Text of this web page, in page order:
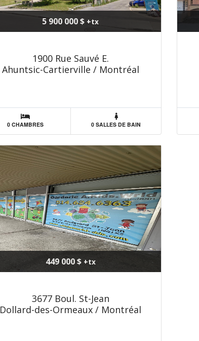
5 900 000 $ +tx
1900 Rue Sauvé E.
Ahuntsic-Cartierville / Montréal
0 CHAMBRES 0 SALLES DE BAIN
449 000 $+tx
3677 Boul. St-Jean
Dollard-des-Ormeaux / Montréal